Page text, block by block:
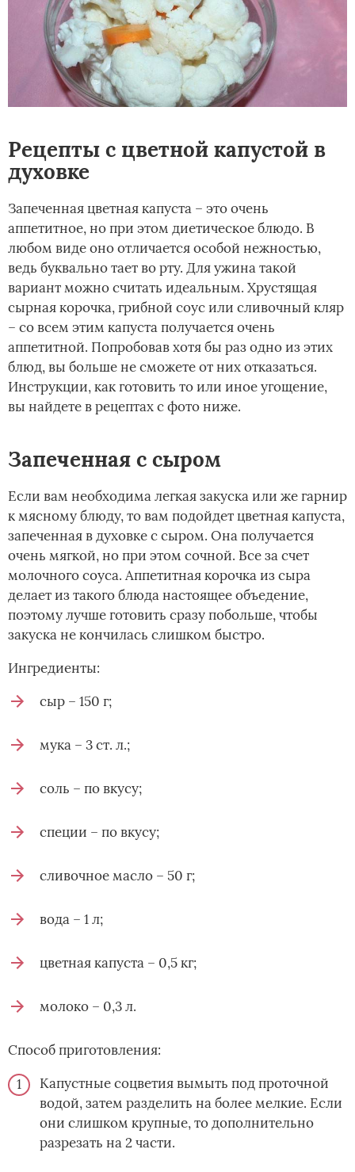
Рецепты с цветной капустой в
духовке
Запеченная цветная капуста – это очень
аппетитное, но при этом диетическое блюдо. В
любом виде оно отличается особой нежностью,
ведь буквально тает во рту. Для ужина такой
вариант можно считать идеальным. Хрустящая
сырная корочка, грибной соус или сливочный кляр
– со всем этим капуста получается очень
аппетитной. Попробовав хотя бы раз одно из этих
блюд, вы больше не сможете от них отказаться.
Инструкции, как готовить то или иное угощение,
вы найдете в рецептах с фото ниже.
Запеченная с сыром
Если вам необходима легкая закуска или же гарнир
к мясному блюду, то вам подойдет цветная капуста,
запеченная в духовке с сыром. Она получается
очень мягкой, но при этом сочной. Все за счет
молочного соуса. Аппетитная корочка из сыра
делает из такого блюда настоящее объедение,
поэтому лучше готовить сразу побольше, чтобы
закуска не кончилась слишком быстро.
Ингредиенты:
сыр – 150 г;
мука – 3 ст. л.;
соль – по вкусу;
специи – по вкусу;
сливочное масло – 50 г;
вода – 1 л;
цветная капуста – 0,5 кг;
молоко – 0,3 л.
Способ приготовления:
Капустные соцветия вымыть под проточной
водой, затем разделить на более мелкие. Если
они слишком крупные, то дополнительно
разрезать на 2 части.